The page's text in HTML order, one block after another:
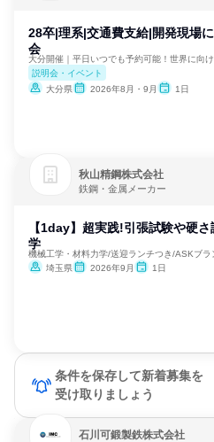
28卒|理系|交通費支給|開発現場
会
大分開催｜平日いつでも予約可能！世界に向
説明会・イベント
大分県
2026年8月・9月 1日
秋山精鋼株式会社
鉄鋼・金属メーカー
【1day】超実践!引張試験や硬
学
機械工学・材料力学/送迎ランチつき/ASKブラ
埼玉県
2026年9月 1日
条件を保存して新着募集を
受け取りましょう
石川可鍛製鉄株式会社